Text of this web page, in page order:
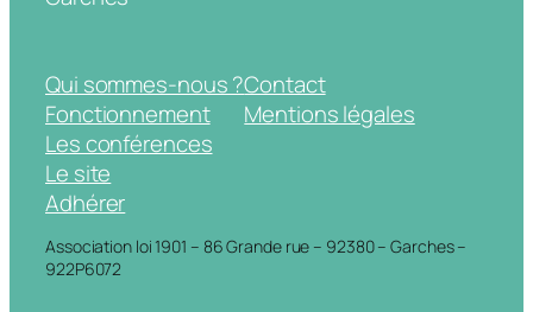
Qui sommes-nous ?
Fonctionnement
Les conférences
Le site
Adhérer
Contact
Mentions légales
Association loi 1901 – 86 Grande rue – 92380 – Garches –
922P6072